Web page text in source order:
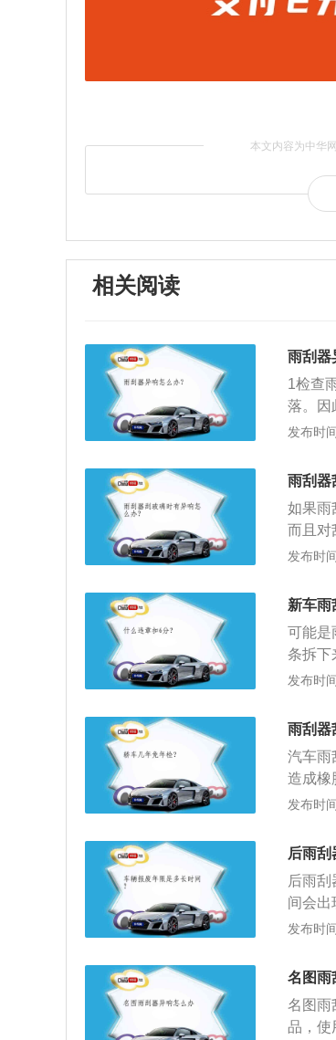
本文内容为中华
相关阅读
雨刮器
1检查
落。因
器片异
查清理
好，
发布时
雨刮器
如果雨
而且对
方之后
天刮除
是整
腐蚀
璃等特
种。
发布时
新车雨
可能是
条拆下
对挡风
候，雨
的痕
年到一
发布时
雨刮器
汽车雨
造成橡
器老化
有水
3、玻
擦而产
发布时
后雨刮
后雨
间会出
对：雨
玻璃
片部
发布时
名图雨
名图雨
品，使